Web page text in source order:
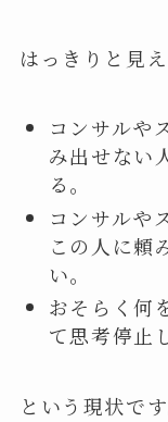
はっきりと見え
コンサルや
み出せない
る。
コンサルや
この人に頼
い。
おそらく何
て思考停止
という現状で